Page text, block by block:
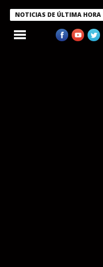
NOTICIAS DE ÚLTIMA HORA
condecora a